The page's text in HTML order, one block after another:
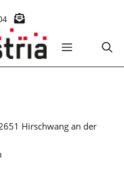
MENÜ
Hirschwang an der